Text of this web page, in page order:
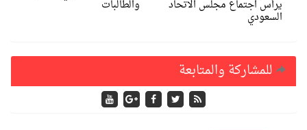
والطالبات يرأس اجتماع مجلس الاتحاد
السعودي
للمشاركة والمتابعة